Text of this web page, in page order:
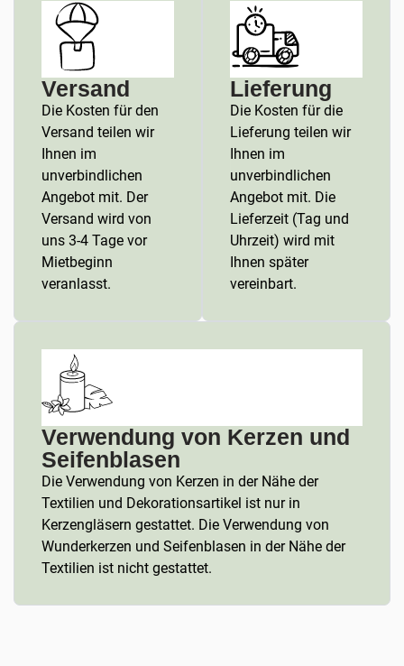
Versand
Die Kosten für den
Versand teilen wir
Ihnen im
unverbindlichen
Angebot mit. Der
Versand wird von
uns 3-4 Tage vor
Mietbeginn
veranlasst.
Lieferung
Die Kosten für die
Lieferung teilen wir
Ihnen im
unverbindlichen
Angebot mit. Die
Lieferzeit (Tag und
Uhrzeit) wird mit
Ihnen später
vereinbart.
Verwendung von Kerzen und
Seifenblasen
Die Verwendung von Kerzen in der Nähe der
Textilien und Dekorationsartikel ist nur in
Kerzengläsern gestattet. Die Verwendung von
Wunderkerzen und Seifenblasen in der Nähe der
Textilien ist nicht gestattet.